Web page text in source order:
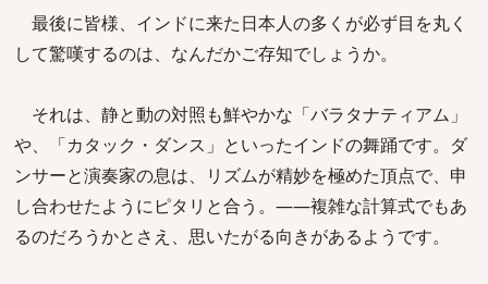
最後に皆様、インドに来た日本人の多くが必ず目を丸く
して驚嘆するのは、なんだかご存知でしょうか。
それは、静と動の対照も鮮やかな「バラタナティアム」
や、「カタック・ダンス」といったインドの舞踊です。ダ
ンサーと演奏家の息は、リズムが精妙を極めた頂点で、申
し合わせたようにピタリと合う。――複雑な計算式でもあ
るのだろうかとさえ、思いたがる向きがあるようです。